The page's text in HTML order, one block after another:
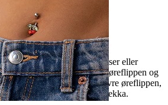
gjør ting enkelt. Ingen låser eller
kurve du fører gjennom øreflippen og
Bruk den i nedre eller øvre øreflippen,
lyst til å variere smykkerekka.